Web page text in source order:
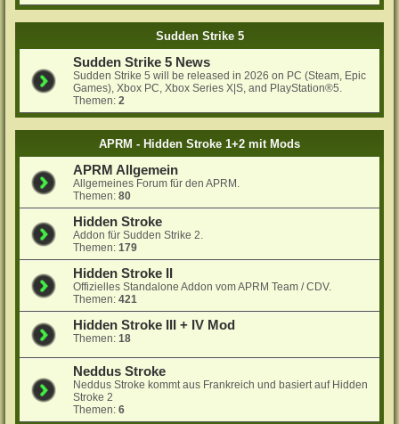
Sudden Strike 5
Sudden Strike 5 News
Sudden Strike 5 will be released in 2026 on PC (Steam, Epic
Games), Xbox PC, Xbox Series X|S, and PlayStation®5.
Themen:2
APRM - Hidden Stroke 1+2 mit Mods
APRM Allgemein
Allgemeines Forum für den APRM.
Themen:80
Hidden Stroke
Addon für Sudden Strike 2.
Themen:179
Hidden Stroke II
Offizielles Standalone Addon vom APRM Team / CDV.
Themen:421
Hidden Stroke III + IV Mod
Themen:18
Neddus Stroke
Neddus Stroke kommt aus Frankreich und basiert auf Hidden
Stroke 2
Themen:6